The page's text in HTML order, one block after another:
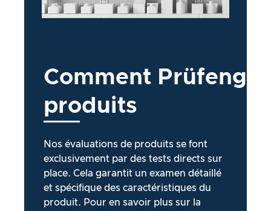
Comment Prüfengel
produits
Nos évaluations de produits se font
exclusivement par des tests directs sur
place. Cela garantit un examen détaillé
et spécifique des caractéristiques du
produit. Pour en savoir plus sur la